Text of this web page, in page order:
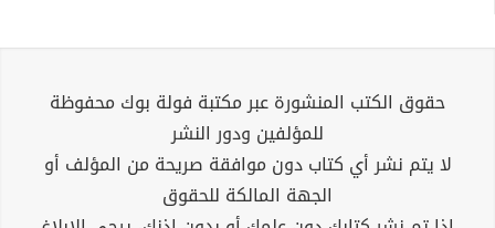
حقوق الكتب المنشورة عبر مكتبة فولة بوك محفوظة
للمؤلفين ودور النشر
لا يتم نشر أي كتاب دون موافقة صريحة من المؤلف أو
الجهة المالكة للحقوق